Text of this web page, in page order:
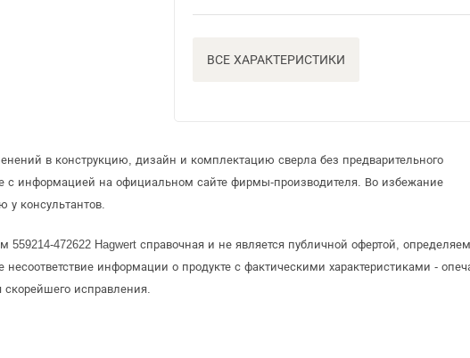
ВСЕ ХАРАКТЕРИСТИКИ
в конструкцию, дизайн и комплектацию сверла без предварительного
с информацией на официальном сайте фирмы-производителя. Во избежание
у консультантов.
472622 Hagwert справочная и не является публичной офертой,
информации о продукте с фактическими характеристиками -
исправления.